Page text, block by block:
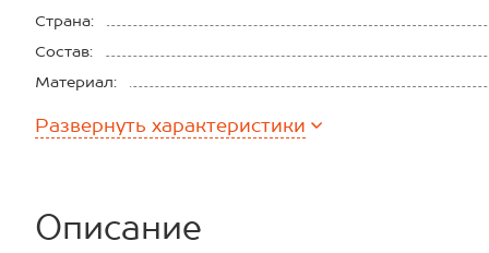
Страна:
Состав:
Материал:
Развернуть характеристики
Описание